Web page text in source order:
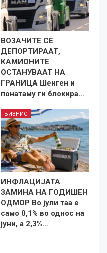
ВОЗАЧИТЕ СЕ
ДЕПОРТИРААТ,
КАМИОНИТЕ
ОСТАНУВААТ НА
ГРАНИЦА Шенген и
понатаму ги блокира…
БИЗНИС
ИНФЛАЦИЈАТА
ЗАМИНА НА ГОДИШЕН
ОДМОР Во јули таа е
само 0,1% во однос на
јуни, а 2,3%…